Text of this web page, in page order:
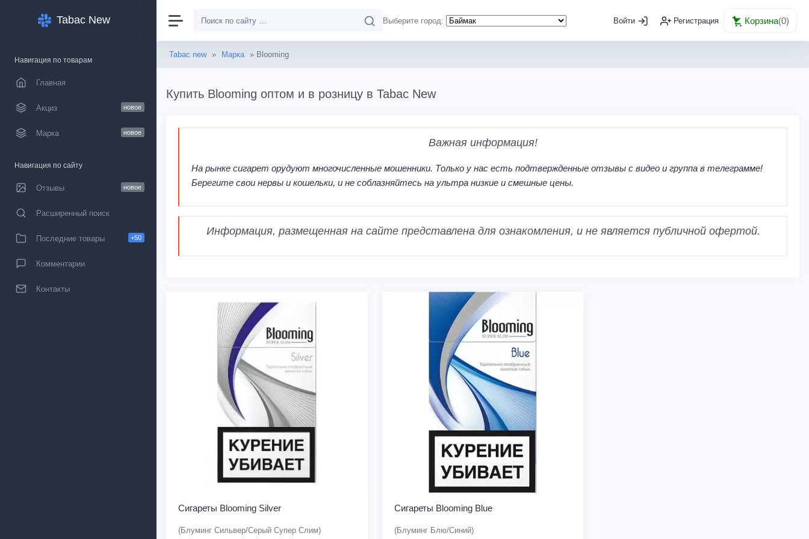
Tabac New
Навигация по товарам
Главная
Акциз новое
Марка новое
Навигация по сайту
Отзывы новое
Расширенный поиск
Последние товары +50
Комментарии
Контакты
Выберите город: Войти Регистрация Корзина(0)
Tabac new » Марка » Blooming
Купить Blooming оптом и в розницу в Tabac New
Важная информация!
На рынке сигарет орудуют многочисленные мошенники. Только у нас есть подтвержденные отзывы с видео и группа в телеграмме!
Берегите свои нервы и кошельки, и не соблазняйтесь на ультра низкие и смешные цены.
Информация, размещенная на сайте представлена для ознакомления, и не является публичной офертой.
Сигареты Blooming Silver
(Блуминг Сильвер/Серый Супер Слим)
Сигареты Blooming Blue
(Блуминг Блю/Синий)